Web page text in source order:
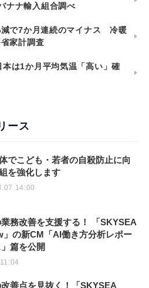
ナナ輸入組合調べ
で7か月連続のマイナス 冷暖
家計調査
は1か月平均気温「高い」確
ース
でこども・若者の自殺防止に向
を強化します
14:00
務改善を支援する！ 「SKYSEA
の新CM「AI働き方分析レポー
篇を公開
善点を見抜く！「SKYSEA